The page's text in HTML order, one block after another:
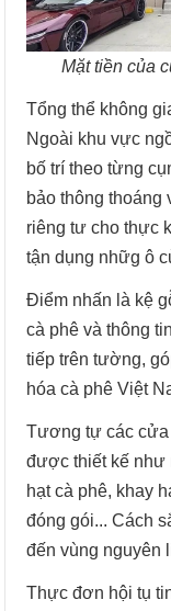
Mặt tiền của
Tổng thể không
Ngoài khu vực
bố trí theo từng
bảo thông
riêng tư cho thực
tận dụng nhữg ô
Điểm nhấn là kệ
cà phê và thông
tiếp trên tường,
hóa cà phê Việt
Tương tự các cửa
được thiết kế như
hạt cà phê, khay
đóng gói... Cách
đến vùng nguyên
Thực đơn hội tụ